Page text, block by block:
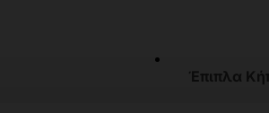
Έπιπλα